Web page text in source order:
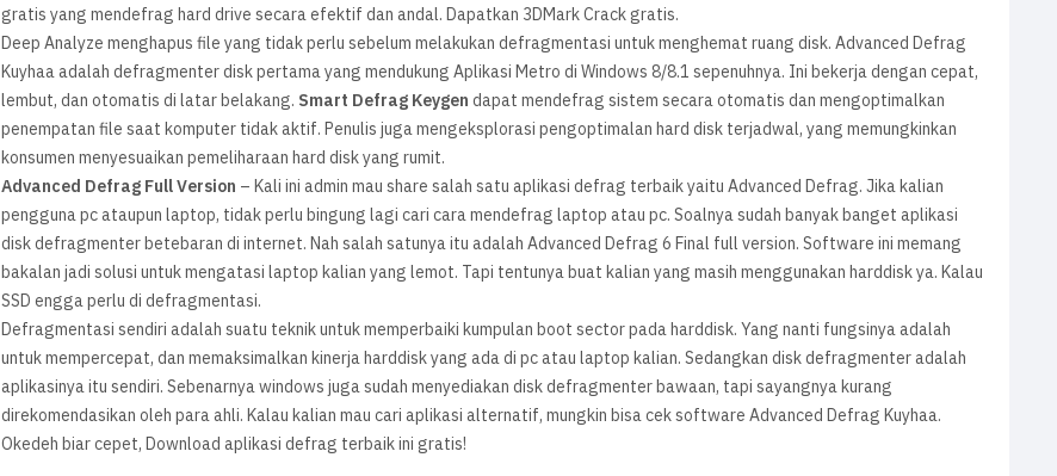
gratis yang mendefrag hard drive secara efektif dan andal. Dapatkan 3DMark Crack gratis.
Deep Analyze menghapus file yang tidak perlu sebelum melakukan defragmentasi untuk menghemat ruang disk. Advanced Defrag
Kuyhaa adalah defragmenter disk pertama yang mendukung Aplikasi Metro di Windows 8/8.1 sepenuhnya. Ini bekerja dengan cepat,
lembut, dan otomatis di latar belakang. Smart Defrag Keygen dapat mendefrag sistem secara otomatis dan mengoptimalkan
penempatan file saat komputer tidak aktif. Penulis juga mengeksplorasi pengoptimalan hard disk terjadwal, yang memungkinkan
konsumen menyesuaikan pemeliharaan hard disk yang rumit.
Advanced Defrag Full Version – Kali ini admin mau share salah satu aplikasi defrag terbaik yaitu Advanced Defrag. Jika kalian
pengguna pc ataupun laptop, tidak perlu bingung lagi cari cara mendefrag laptop atau pc. Soalnya sudah banyak banget aplikasi
disk defragmenter betebaran di internet. Nah salah satunya itu adalah Advanced Defrag 6 Final full version. Software ini memang
bakalan jadi solusi untuk mengatasi laptop kalian yang lemot. Tapi tentunya buat kalian yang masih menggunakan harddisk ya. Kalau
SSD engga perlu di defragmentasi.
Defragmentasi sendiri adalah suatu teknik untuk memperbaiki kumpulan boot sector pada harddisk. Yang nanti fungsinya adalah
untuk mempercepat, dan memaksimalkan kinerja harddisk yang ada di pc atau laptop kalian. Sedangkan disk defragmenter adalah
aplikasinya itu sendiri. Sebenarnya windows juga sudah menyediakan disk defragmenter bawaan, tapi sayangnya kurang
direkomendasikan oleh para ahli. Kalau kalian mau cari aplikasi alternatif, mungkin bisa cek software Advanced Defrag Kuyhaa.
Okedeh biar cepet, Download aplikasi defrag terbaik ini gratis!